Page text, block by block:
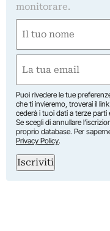
monitorare.
(Required)
First
(Required)
Puoi rivedere le tue
che ti invieremo, troverai il
cederà i tuoi dati a terze
Se scegli di annullare
proprio database. Per
Privacy Policy.
Iscriviti